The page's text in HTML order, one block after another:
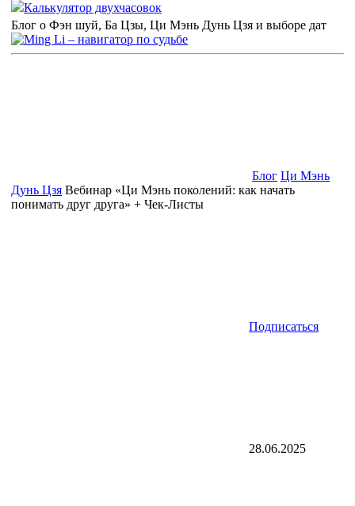
Калькулятор двухчасовок
Блог о Фэн шуй, Ба Цзы, Ци Мэнь Дунь Цзя и выборе дат
Блог Ци Мэнь
Дунь Цзя Вебинар «Ци Мэнь поколений: как начать
понимать друг друга» + Чек-Листы
Подписаться
28.06.2025